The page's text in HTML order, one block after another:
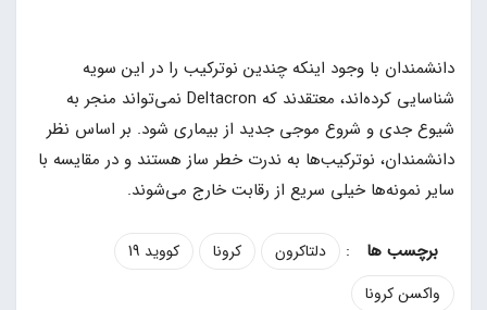
دانشمندان با وجود اینکه چندین نوترکیب را در این سویه
شناسایی کرده‌اند، معتقدند که Deltacron نمی‌تواند منجر به
شیوع جدی و شروع موجی جدید از بیماری شود. بر اساس نظر
دانشمندان، نوترکیب‌ها به ندرت خطر ساز هستند و در مقایسه با
سایر نمونه‌ها خیلی سریع از رقابت خارج می‌شوند.
: دلتاکرون کرونا
کووید 19
واکسن کرونا